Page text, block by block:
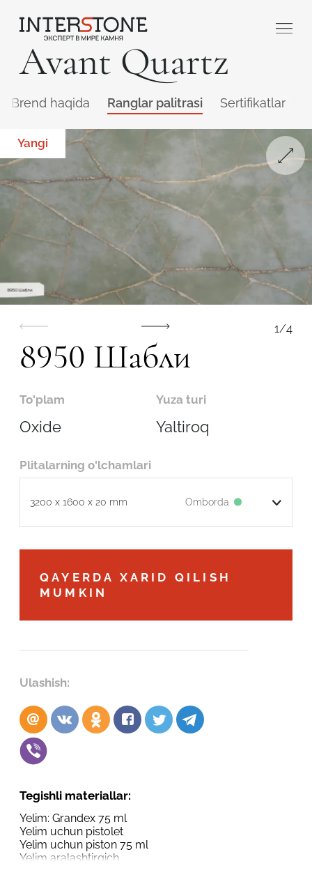
Avant Quartz
Brend haqida Ranglar palitrasi Sertifikatlar
Yangi
1/4
8950 Шабли
To'plam
Oxide
Yuza turi
Yaltiroq
Plitalarning o'lchamlari
3200 x 1600 x 20 mm Omborda
QAYERDA XARID QILISH
MUMKIN
Ulashish:
Tegishli materiallar:
Yelim: Grandex 75 ml
Yelim uchun pistolet
Yelim uchun piston 75 ml
Yelim aralashtirgich
Qaysi sohada faoliyat yuritasiz?
Toshga ishlov
beruvch
Dizayner
Robot emasligingizni tasdiqlang
ARIZANI YUBORISH
Robot emasligingizni tasdiqlang